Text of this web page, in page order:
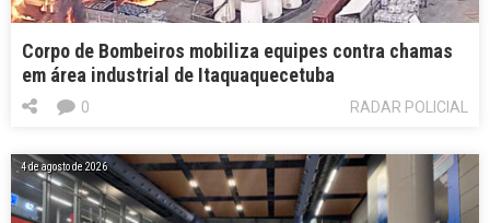
Corpo de Bombeiros mobiliza equipes contra chamas
em área industrial de Itaquaquecetuba
RADAR POLICIAL
0
4 de agosto de 2026